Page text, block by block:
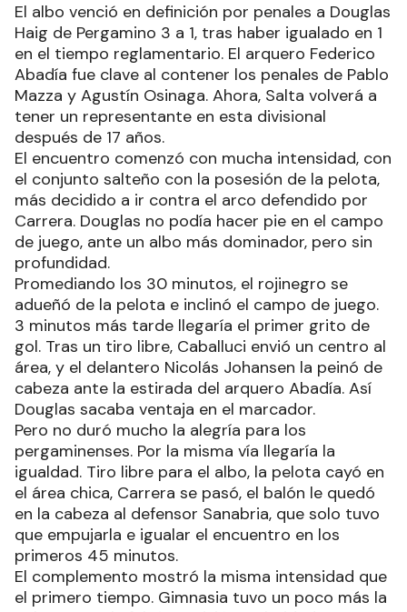
El albo venció en definición por penales a Douglas
Haig de Pergamino 3 a 1, tras haber igualado en 1
en el tiempo reglamentario. El arquero Federico
Abadía fue clave al contener los penales de Pablo
Mazza y Agustín Osinaga. Ahora, Salta volverá a
tener un representante en esta divisional
después de 17 años.
El encuentro comenzó con mucha intensidad, con
el conjunto salteño con la posesión de la pelota,
más decidido a ir contra el arco defendido por
Carrera. Douglas no podía hacer pie en el campo
de juego, ante un albo más dominador, pero sin
profundidad.
Promediando los 30 minutos, el rojinegro se
adueñó de la pelota e inclinó el campo de juego.
3 minutos más tarde llegaría el primer grito de
gol. Tras un tiro libre, Caballuci envió un centro al
área, y el delantero Nicolás Johansen la peinó de
cabeza ante la estirada del arquero Abadía. Así
Douglas sacaba ventaja en el marcador.
Pero no duró mucho la alegría para los
pergaminenses. Por la misma vía llegaría la
igualdad. Tiro libre para el albo, la pelota cayó en
el área chica, Carrera se pasó, el balón le quedó
en la cabeza al defensor Sanabria, que solo tuvo
que empujarla e igualar el encuentro en los
primeros 45 minutos.
El complemento mostró la misma intensidad que
el primero tiempo. Gimnasia tuvo un poco más la